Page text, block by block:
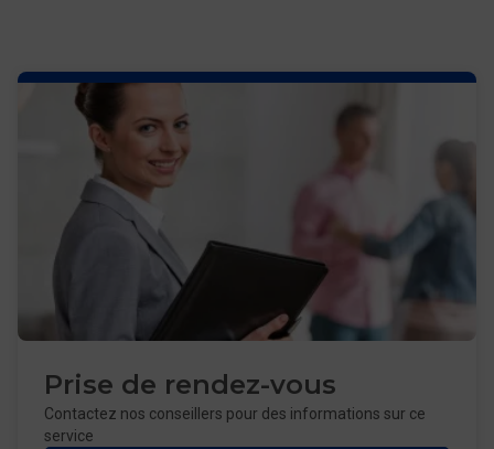
Prise de rendez-vous
Contactez nos conseillers pour des informations sur ce
service